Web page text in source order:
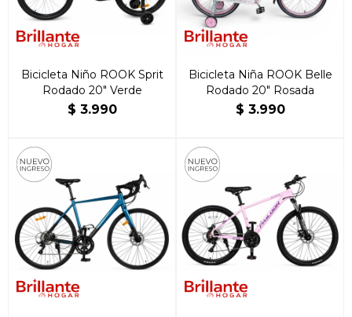
Bicicleta Niño ROOK Sprit
Rodado 20″ Verde
$ 3.990
Bicicleta Niña ROOK Belle
Rodado 20″ Rosada
$ 3.990